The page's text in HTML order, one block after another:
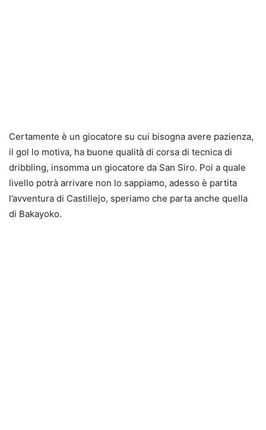
Certamente è un giocatore su cui bisogna avere pazienza,
il gol lo motiva, ha buone qualità di corsa di tecnica di
dribbling, insomma un giocatore da San Siro. Poi a quale
livello potrà arrivare non lo sappiamo, adesso è partita
l’avventura di Castillejo, speriamo che parta anche quella
di Bakayoko.